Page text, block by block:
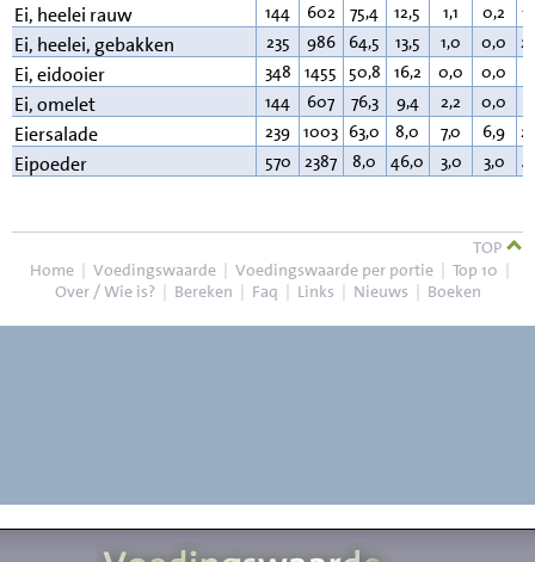
Ei, heelei rauw 144 602 75,4 12,5 1,1 0,2
Ei, heelei, gebakken 235 986 64,5 13,5 1,0 0,0
Ei, eidooier 348 1455 50,8 16,2 0,0 0,0
Ei, omelet 144 607 76,3 9,4 2,2 0,0
Eiersalade 239 1003 63,0 8,0 7,0 6,9
Eipoeder 570 2387 8,0 46,0 3,0 3,0
TOP
Home | Voedingswaarde | Voedingswaarde per portie | Top 10 |
Over / Wie is? | Bereken | Faq | Links | Nieuws | Boeken